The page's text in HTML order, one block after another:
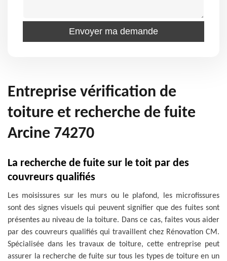
Entreprise vérification de
toiture et recherche de fuite
Arcine 74270
La recherche de fuite sur le toit par des
couvreurs qualifiés
Les moisissures sur les murs ou le plafond, les microfissures
sont des signes visuels qui peuvent signifier que des fuites sont
présentes au niveau de la toiture. Dans ce cas, faites vous aider
par des couvreurs qualifiés qui travaillent chez Rénovation CM.
Spécialisée dans les travaux de toiture, cette entreprise peut
assurer la recherche de fuite sur tous les types de toiture en un